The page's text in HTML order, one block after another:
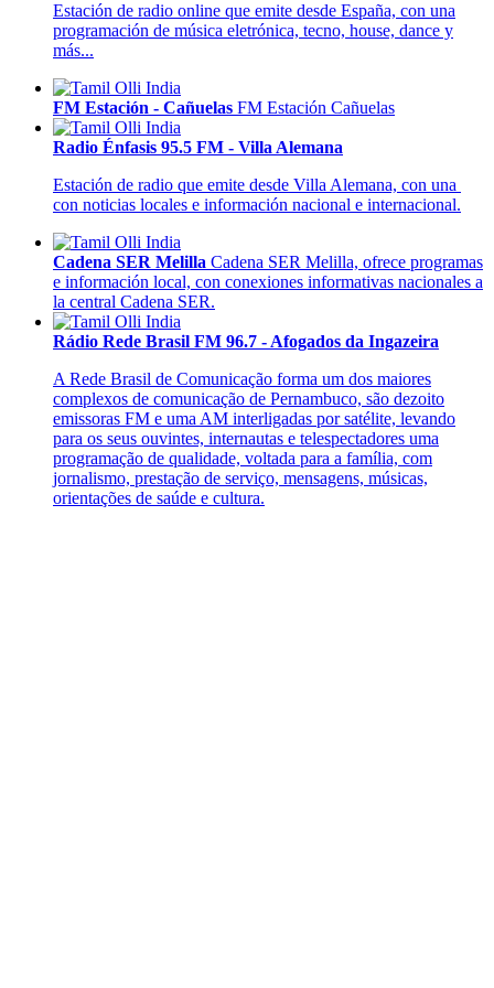
Estación de radio online que emite desde España, con una
programación de música eletrónica, tecno, house, dance y
más...
FM Estación - Cañuelas FM Estación Cañuelas
Radio Énfasis 95.5 FM - Villa Alemana
Estación de radio que emite desde Villa Alemana, con una
con noticias locales e información nacional e internacional.
Cadena SER Melilla Cadena SER Melilla, ofrece programas
e información local, con conexiones informativas nacionales a
la central Cadena SER.
Rádio Rede Brasil FM 96.7 - Afogados da Ingazeira
A Rede Brasil de Comunicação forma um dos maiores
complexos de comunicação de Pernambuco, são dezoito
emissoras FM e uma AM interligadas por satélite, levando
para os seus ouvintes, internautas e telespectadores uma
programação de qualidade, voltada para a família, com
jornalismo, prestação de serviço, mensagens, músicas,
orientações de saúde e cultura.